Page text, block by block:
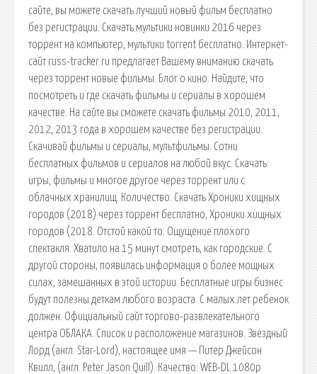
сайте, вы можете скачать лучший новый фильм бесплатно
без регистрации. Скачать мультики новинки 2016 через
торрент на компьютер, мультики torrent бесплатно. Интернет-
сайт russ-tracker.ru предлагает Вашему вниманию скачать
через торрент новые фильмы. Блог о кино. Найдите, что
посмотреть и где скачать фильмы и сериалы в хорошем
качестве. На сайте вы сможете скачать фильмы 2010, 2011,
2012, 2013 года в хорошем качестве без регистрации.
Скачивай фильмы и сериалы, мультфильмы. Сотни
бесплатных фильмов и сериалов на любой вкус. Скачать
игры, фильмы и многое другое через торрент или с
облачных хранилищ. Количество. Скачать Хроники хищных
городов (2018) через торрент бесплатно, Хроники хищных
городов (2018. Отстой какой то. Ощущение плохого
спектакля. Хватило на 15 минут смотреть, как городские. С
другой стороны, появилась информация о более мощных
силах, замешанных в этой истории. Бесплатные игры бизнес
будут полезны деткам любого возраста. С малых лет ребенок
должен. Официальный сайт торгово-развлекательного
центра ОБЛАКА. Список и расположение магазинов. Звёздный
Лорд (англ. Star-Lord), настоящее имя — Питер Джейсон
Квилл, (англ. Peter Jason Quill). Качество: WEB-DL 1080p